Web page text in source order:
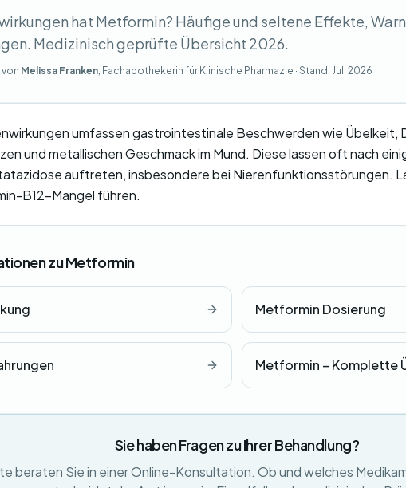
hat Metformin? Häufige und seltene Effekte,
Medizinisch geprüfte Übersicht 2026.
Melissa Franken, Fachapothekerin für Klinische Pharmazie · Stand: Juli 2026
umfassen gastrointestinale Beschwerden wie Übelkeit,
und metallischen Geschmack im Mund. Diese lassen oft nach
auftreten, insbesondere bei Nierenfunktionsstörungen.
B12-Mangel führen.
zu Metformin
Metformin Dosierung
Metformin – Komplette
Sie haben Fragen zu Ihrer Behandlung?
beraten Sie in einer Online-Konsultation. Ob und welches